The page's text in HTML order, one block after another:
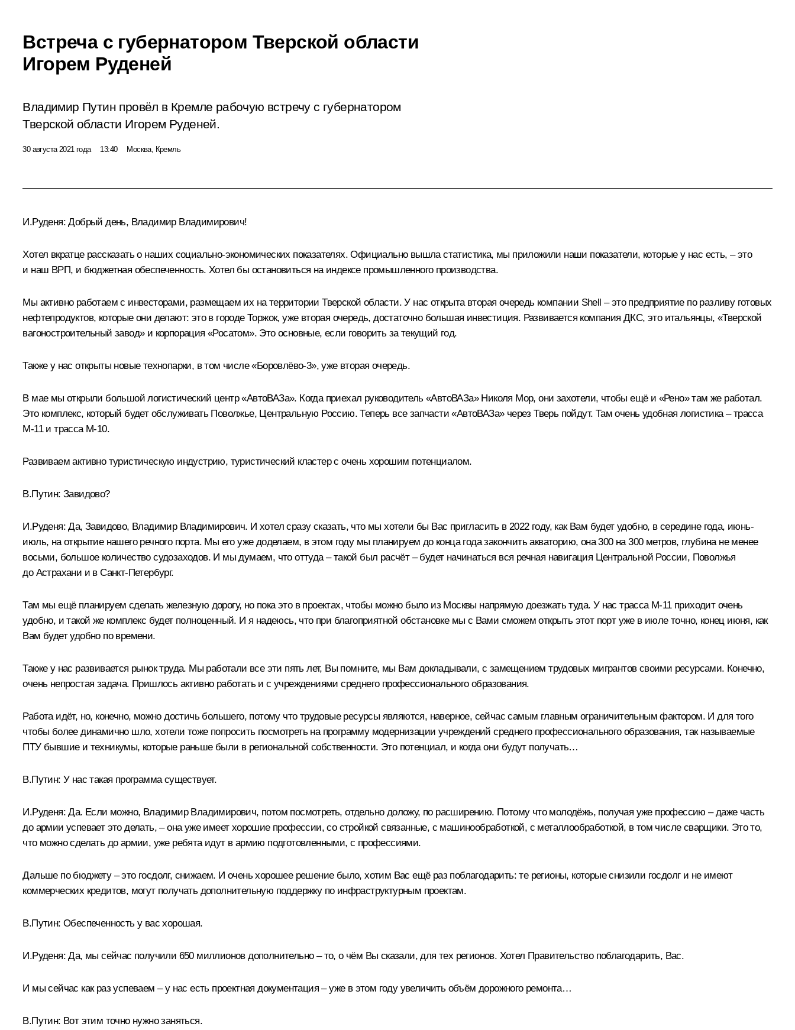
Встреча с губернатором Тверской области
Игорем Руденей
Владимир Путин провёл в Кремле рабочую встречу с губернатором
Тверской области Игорем Руденей.
30 августа 2021 года 13:40 Москва, Кремль
И.Руденя:Добрый день, Владимир Владимирович!
Хотел вкратце рассказать о наших социально-экономических показателях. Официально вышла статистика, мы приложили наши показатели, которые у нас есть, – это
и наш ВРП, и бюджетная обеспеченность. Хотел бы остановиться на индексе промышленного производства.
Мы активно работаем с инвесторами, размещаем их на территории Тверской области. У нас открыта вторая очередь компании Shell – это предприятие по разливу готовых
нефтепродуктов, которые они делают: это в городе Торжок, уже вторая очередь, достаточно большая инвестиция. Развивается компания ДКС, это итальянцы, «Тверской
вагоностроительный завод» и корпорация «Росатом». Это основные, если говорить за текущий год.
Также у нас открыты новые технопарки, в том числе «Боровлёво-3», уже вторая очередь.
В мае мы открыли большой логистический центр «АвтоВАЗа». Когда приехал руководитель «АвтоВАЗа» Николя Мор, они захотели, чтобы ещё и «Рено» там же работал.
Это комплекс, который будет обслуживать Поволжье, Центральную Россию. Теперь все запчасти «АвтоВАЗа» через Тверь пойдут. Там очень удобная логистика – трасса
М-11 и трасса М-10.
Развиваем активно туристическую индустрию, туристический кластер с очень хорошим потенциалом.
В.Путин: Завидово?
И.Руденя:Да, Завидово, Владимир Владимирович. И хотел сразу сказать, что мы хотели бы Вас пригласить в 2022 году, как Вам будет удобно, в середине года, июнь-
июль, на открытие нашего речного порта. Мы его уже доделаем, в этом году мы планируем до конца года закончить акваторию, она 300 на 300 метров, глубина не менее
восьми, большое количество судозаходов. И мы думаем, что оттуда – такой был расчёт – будет начинаться вся речная навигация Центральной России, Поволжья
до Астрахани и в Санкт-Петербург.
Там мы ещё планируем сделать железную дорогу, но пока это в проектах, чтобы можно было из Москвы напрямую доезжать туда. У нас трасса М-11 приходит очень
удобно, и такой же комплекс будет полноценный. И я надеюсь, что при благоприятной обстановке мы с Вами сможем открыть этот порт уже в июле точно, конец июня, как
Вам будет удобно по времени.
Также у нас развивается рынок труда. Мы работали все эти пять лет, Вы помните, мы Вам докладывали, с замещением трудовых мигрантов своими ресурсами. Конечно,
очень непростая задача. Пришлось активно работать и с учреждениями среднего профессионального образования.
Работа идёт, но, конечно, можно достичь большего, потому что трудовые ресурсы являются, наверное, сейчас самым главным ограничительным фактором. И для того
чтобы более динамично шло, хотели тоже попросить посмотреть на программу модернизации учреждений среднего профессионального образования, так называемые
ПТУ бывшие и техникумы, которые раньше были в региональной собственности. Это потенциал, и когда они будут получать…
В.Путин: У нас такая программа существует.
И.Руденя:Да. Если можно, Владимир Владимирович, потом посмотреть, отдельно доложу, по расширению. Потому что молодёжь, получая уже профессию – даже часть
до армии успевает это делать, – она уже имеет хорошие профессии, со стройкой связанные, с машинообработкой, с металлообработкой, в том числе сварщики. Это то,
что можно сделать до армии, уже ребята идут в армию подготовленными, с профессиями.
Дальше по бюджету – это госдолг, снижаем. И очень хорошее решение было, хотим Вас ещё раз поблагодарить: те регионы, которые снизили госдолг и не имеют
коммерческих кредитов, могут получать дополнительную поддержку по инфраструктурным проектам.
В.Путин: Обеспеченность у вас хорошая.
И.Руденя:Да, мы сейчас получили 650 миллионов дополнительно – то, о чём Вы сказали, для тех регионов. Хотел Правительство поблагодарить, Вас.
И мы сейчас как раз успеваем – у нас есть проектная документация – уже в этом году увеличить объём дорожного ремонта…
В.Путин: Вот этим точно нужно заняться.